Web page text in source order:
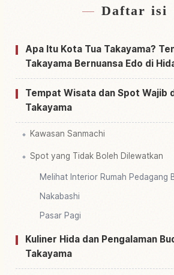
Cari penginapan dekat San
Cari aktivitas di San Machi
Kenzoubutsu Gun Hozon
Daftar isi
Apa Itu Kota Tua Takayama?
Takayama Bernuansa Edo di
Tempat Wisata dan Spot Wajib
Takayama
Kawasan Sanmachi
Spot yang Tidak Boleh Dilewatkan
Melihat Interior Rumah Pedagang
Nakabashi
Pasar Pagi
Kuliner Hida dan Pengalaman
Takayama